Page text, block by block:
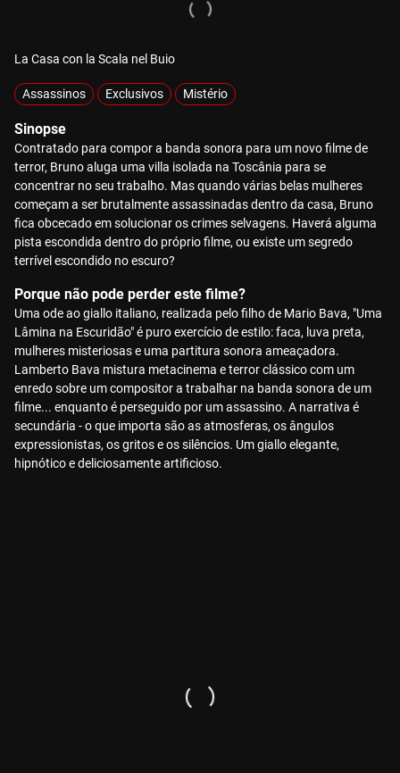
La Casa con la Scala nel Buio
Assassinos Exclusivos Mistério
Sinopse
Contratado para compor a banda sonora para um novo filme de
terror, Bruno aluga uma villa isolada na Toscânia para se
concentrar no seu trabalho. Mas quando várias belas mulheres
começam a ser brutalmente assassinadas dentro da casa, Bruno
fica obcecado em solucionar os crimes selvagens. Haverá alguma
pista escondida dentro do próprio filme, ou existe um segredo
terrível escondido no escuro?
Porque não pode perder este filme?
Uma ode ao giallo italiano, realizada pelo filho de Mario Bava, "Uma
Lâmina na Escuridão" é puro exercício de estilo: faca, luva preta,
mulheres misteriosas e uma partitura sonora ameaçadora.
Lamberto Bava mistura metacinema e terror clássico com um
enredo sobre um compositor a trabalhar na banda sonora de um
filme... enquanto é perseguido por um assassino. A narrativa é
secundária - o que importa são as atmosferas, os ângulos
expressionistas, os gritos e os silêncios. Um giallo elegante,
hipnótico e deliciosamente artificioso.